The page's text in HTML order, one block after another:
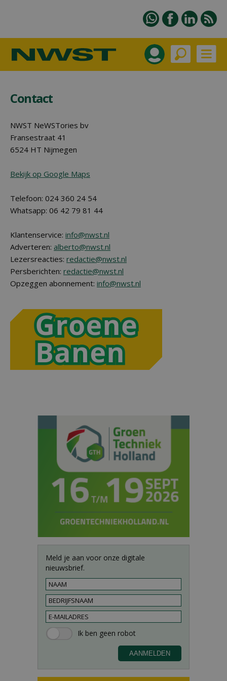
Contact
NWST NeWSTories bv
Fransestraat 41
6524 HT Nijmegen
Bekijk op Google Maps
Telefoon: 024 360 24 54
Whatsapp: 06 42 79 81 44
Klantenservice: info@nwst.nl
Adverteren: alberto@nwst.nl
Lezersreacties: redactie@nwst.nl
Persberichten: redactie@nwst.nl
Opzeggen abonnement: info@nwst.nl
Meld je aan voor onze digitale
nieuwsbrief.